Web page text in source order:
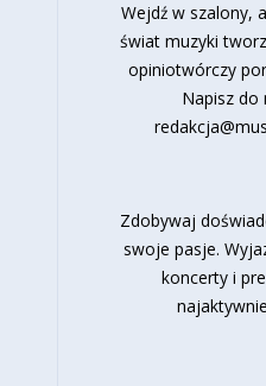
Wejdź w szalony,
świat muzyki
opiniotwórczy
Napisz do
Zdobywaj
swoje pasje.
koncerty i